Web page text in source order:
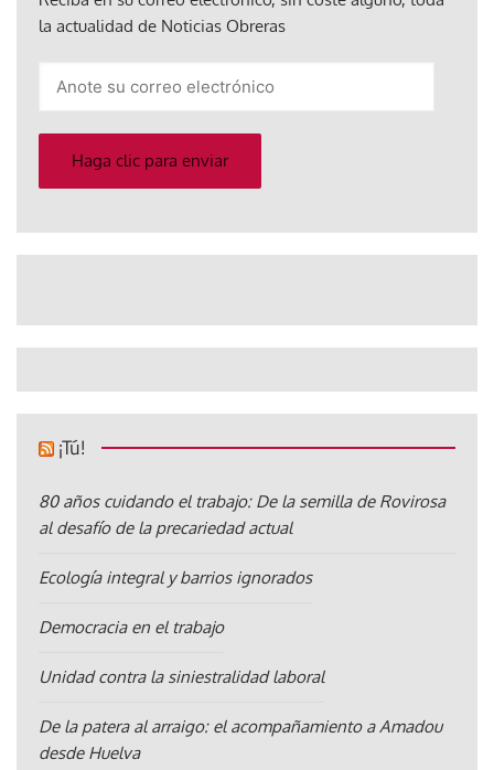
la actualidad de Noticias Obreras
electrónico
Haga clic para enviar
¡Tú!
80 años cuidando el trabajo: De la semilla de Rovirosa
al desafío de la precariedad actual
Ecología integral y barrios ignorados
Democracia en el trabajo
Unidad contra la siniestralidad laboral
De la patera al arraigo: el acompañamiento a Amadou
desde Huelva